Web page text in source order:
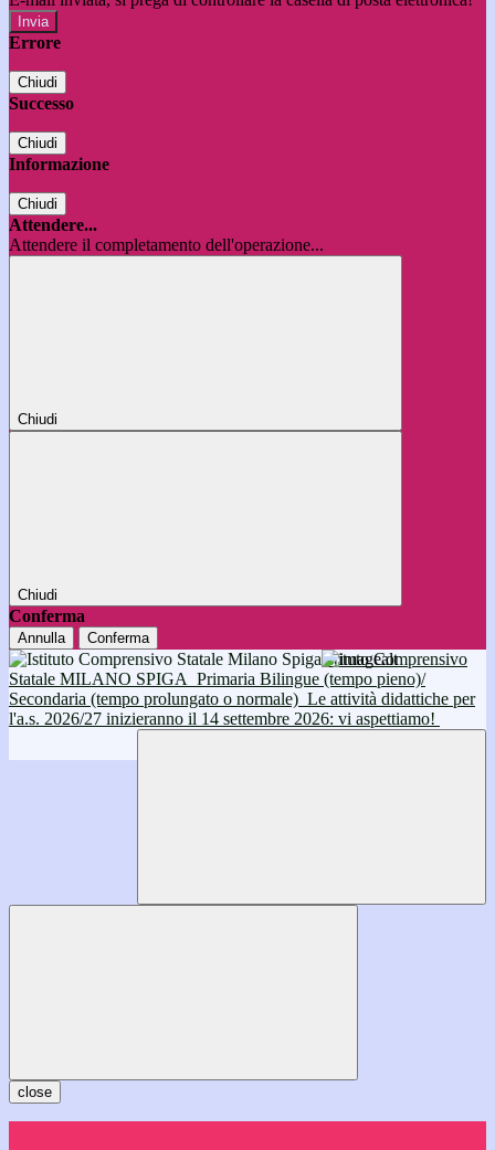
Errore
Chiudi
Successo
Chiudi
Informazione
Chiudi
Attendere...
Attendere il completamento dell'operazione...
Chiudi
Chiudi
Conferma
Annulla Conferma
Istituto Comprensivo
Statale MILANO SPIGA Primaria Bilingue (tempo pieno)/
Secondaria (tempo prolungato o normale) Le attività didattiche per
l'a.s. 2026/27 inizieranno il 14 settembre 2026: vi aspettiamo!
close